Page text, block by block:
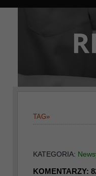
TAG»
KATEGORIA:
KOMENTARZY: